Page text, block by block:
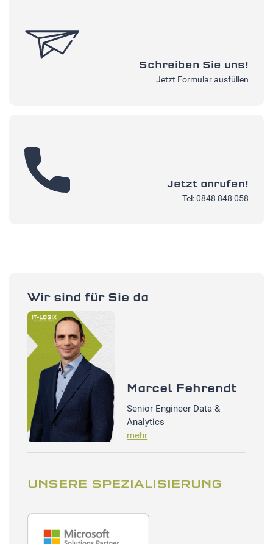
Schreiben Sie uns!
Jetzt Formular ausfüllen
Jetzt anrufen!
Tel: 0848 848 058
Wir sind für Sie da
Marcel Fehrendt
Senior Engineer Data &
Analytics
mehr
UNSERE SPEZIALISIERUNG